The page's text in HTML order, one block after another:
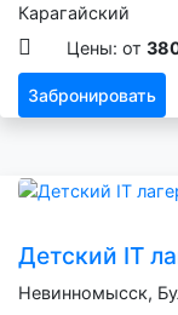
Карагайский
Цены: от
Забронировать
Детский IT
Невинномысск,